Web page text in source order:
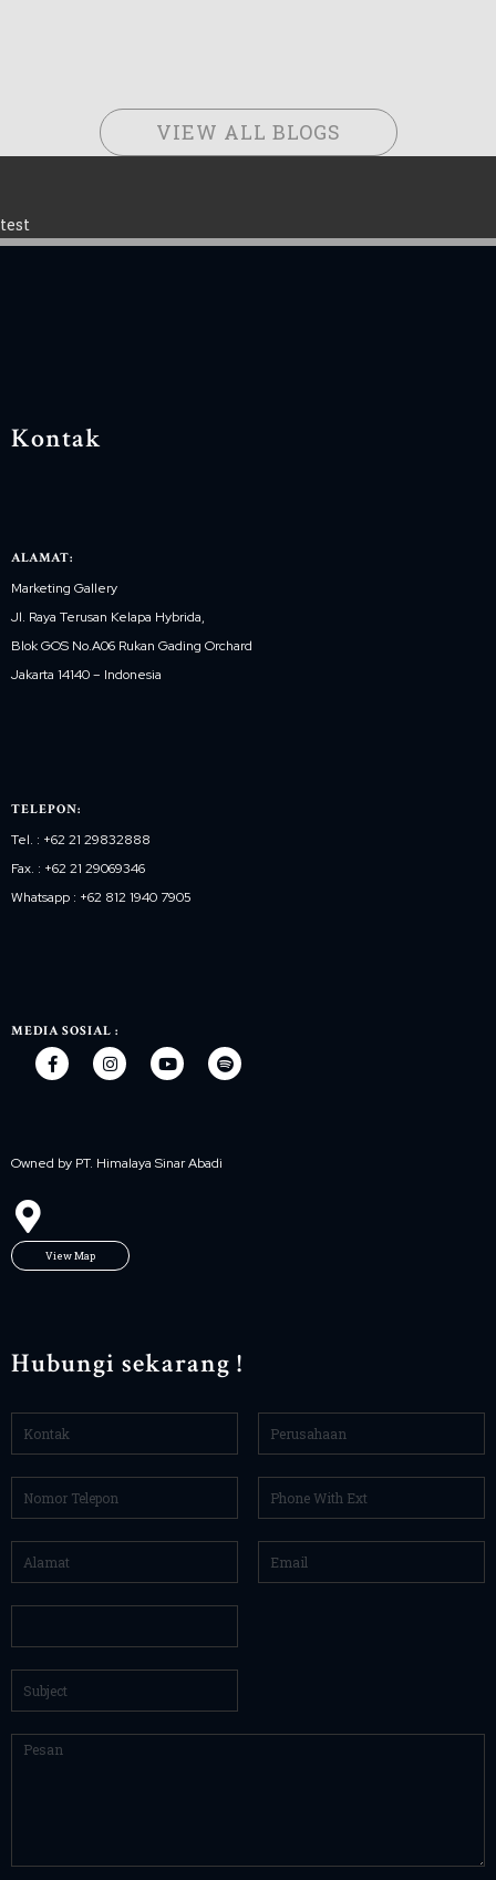
VIEW ALL BLOGS
test
Kontak
ALAMAT:
Marketing Gallery
Jl. Raya Terusan Kelapa Hybrida,
Blok GOS No.A06 Rukan Gading Orchard
Jakarta 14140 – Indonesia
TELEPON:
Tel. : +62 21 29832888
Fax. : +62 21 29069346
Whatsapp : +62 812 1940 7905
MEDIA SOSIAL :
Owned by PT. Himalaya Sinar Abadi
View Map
Hubungi sekarang !